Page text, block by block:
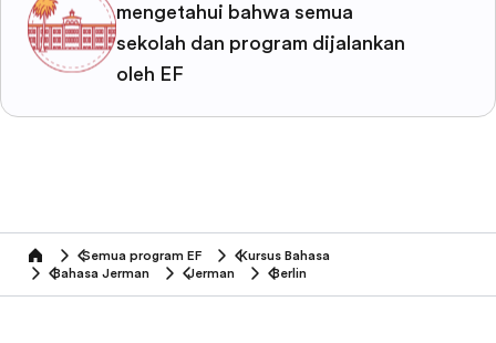
mengetahui bahwa semua
sekolah dan program dijalankan
oleh EF
home Semua program EF
Kursus Bahasa
Bahasa Jerman
Jerman Berlin